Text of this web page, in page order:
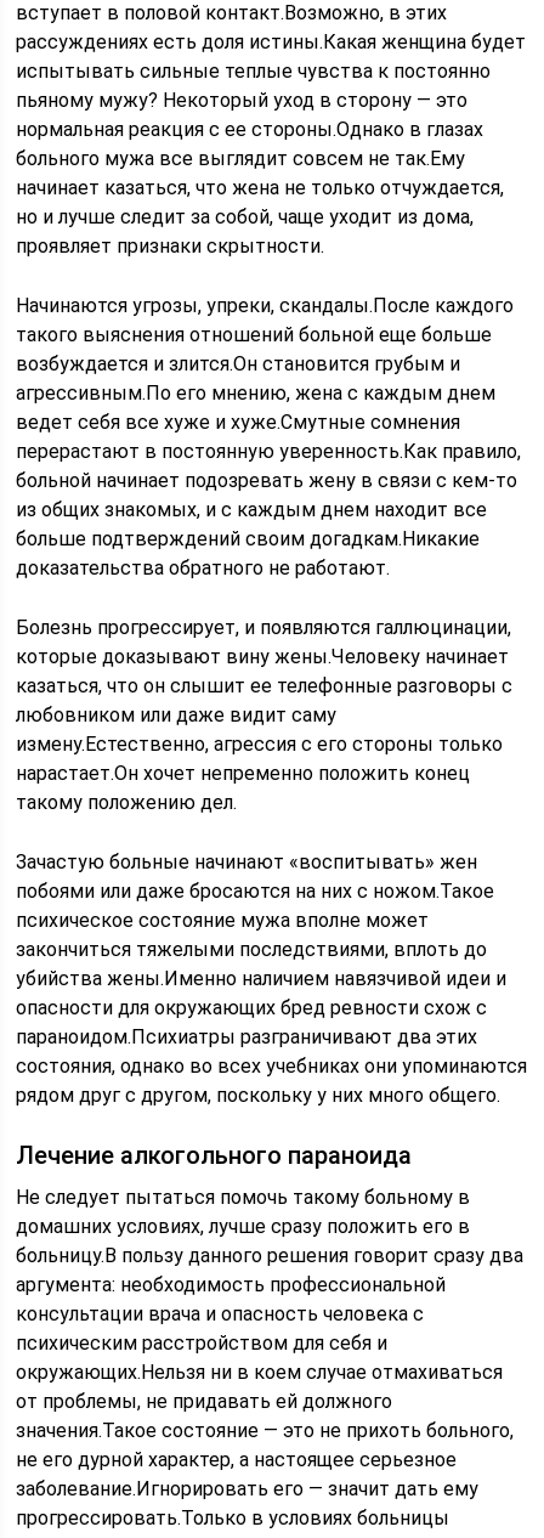
вступает в половой контакт.Возможно, в этих
рассуждениях есть доля истины.Какая женщина будет
испытывать сильные теплые чувства к постоянно
пьяному мужу? Некоторый уход в сторону — это
нормальная реакция с ее стороны.Однако в глазах
больного мужа все выглядит совсем не так.Ему
начинает казаться, что жена не только отчуждается,
но и лучше следит за собой, чаще уходит из дома,
проявляет признаки скрытности.
Начинаются угрозы, упреки, скандалы.После каждого
такого выяснения отношений больной еще больше
возбуждается и злится.Он становится грубым и
агрессивным.По его мнению, жена с каждым днем
ведет себя все хуже и хуже.Смутные сомнения
перерастают в постоянную уверенность.Как правило,
больной начинает подозревать жену в связи с кем-то
из общих знакомых, и с каждым днем находит все
больше подтверждений своим догадкам.Никакие
доказательства обратного не работают.
Болезнь прогрессирует, и появляются галлюцинации,
которые доказывают вину жены.Человеку начинает
казаться, что он слышит ее телефонные разговоры с
любовником или даже видит саму
измену.Естественно, агрессия с его стороны только
нарастает.Он хочет непременно положить конец
такому положению дел.
Зачастую больные начинают «воспитывать» жен
побоями или даже бросаются на них с ножом.Такое
психическое состояние мужа вполне может
закончиться тяжелыми последствиями, вплоть до
убийства жены.Именно наличием навязчивой идеи и
опасности для окружающих бред ревности схож с
параноидом.Психиатры разграничивают два этих
состояния, однако во всех учебниках они упоминаются
рядом друг с другом, поскольку у них много общего.
Лечение алкогольного параноида
Не следует пытаться помочь такому больному в
домашних условиях, лучше сразу положить его в
больницу.В пользу данного решения говорит сразу два
аргумента: необходимость профессиональной
консультации врача и опасность человека с
психическим расстройством для себя и
окружающих.Нельзя ни в коем случае отмахиваться
от проблемы, не придавать ей должного
значения.Такое состояние — это не прихоть больного,
не его дурной характер, а настоящее серьезное
заболевание.Игнорировать его — значит дать ему
прогрессировать.Только в условиях больницы